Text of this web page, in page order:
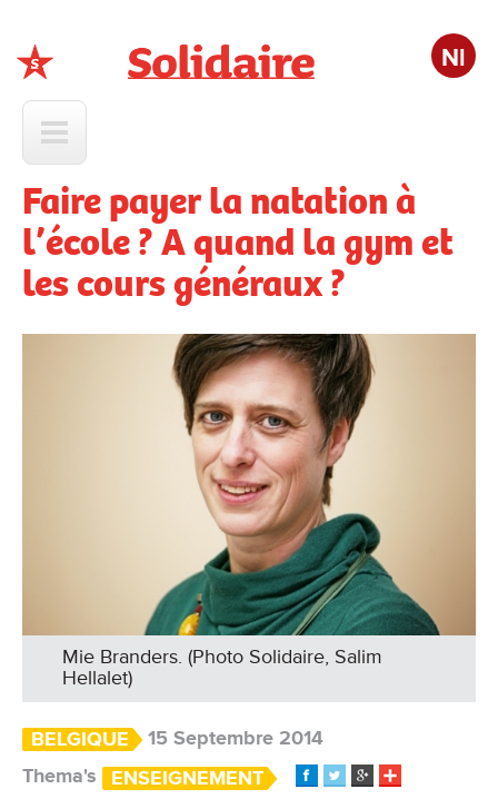
Nl
Faire payer la natation à
l’école ? A quand la gym et
les cours généraux ?
Mie Branders. (Photo Solidaire, Salim
Hellalet)
BELGIQUE
15 Septembre 2014
Thema's
ENSEIGNEMENT